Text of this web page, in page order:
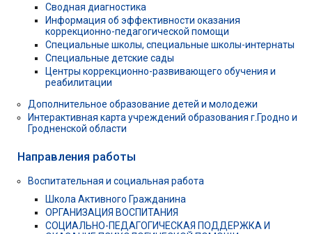
Сводная диагностика
Информация об эффективности оказания
коррекционно-педагогической помощи
Специальные школы, специальные школы-интернаты
Специальные детские сады
Центры коррекционно-развивающего обучения и
реабилитации
Дополнительное образование детей и молодежи
Интерактивная карта учреждений образования г.Гродно и
Гродненской области
Направления работы
Воспитательная и социальная работа
Школа Активного Гражданина
ОРГАНИЗАЦИЯ ВОСПИТАНИЯ
СОЦИАЛЬНО-ПЕДАГОГИЧЕСКАЯ ПОДДЕРЖКА И